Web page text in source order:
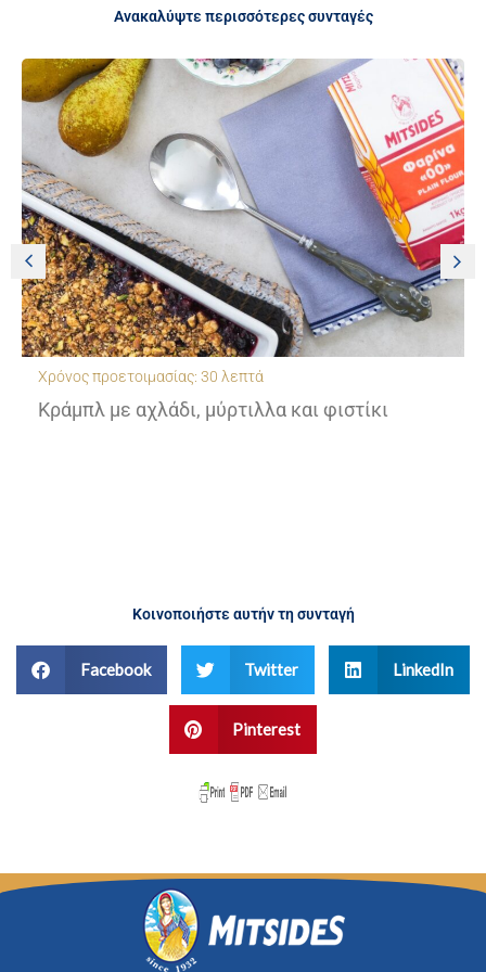
Ανακαλύψτε περισσότερες συνταγές
Χρόνος προετοιμασίας: 30 λεπτά
Κράμπλ με αχλάδι, μύρτιλλα και φιστίκι
Κοινοποιήστε αυτήν τη συνταγή
Facebook Twitter LinkedIn
Pinterest